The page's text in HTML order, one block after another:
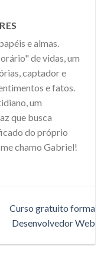
e almas.
de vidas, um
captador e
e fatos.
um
que busca
do próprio
chamo Gabriel!
Curso gratuito forma
Desenvolvedor Web